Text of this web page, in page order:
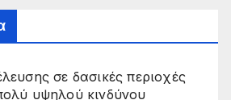
σε δασικές περιοχές
υψηλού κινδύνου